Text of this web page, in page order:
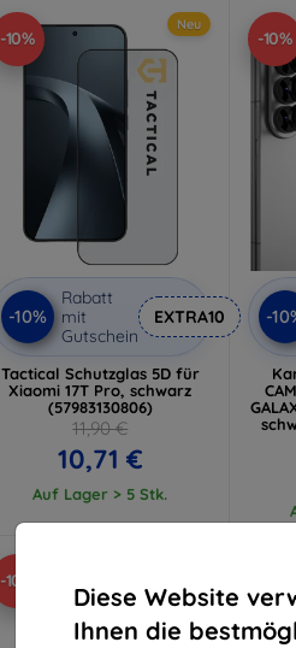
Diese Website
Ihnen die
-10%
Neu
-10%
Rabatt
mit
Gutschein
EXTRA10
Tactical Schutzglas 5D für
Xiaomi 17T Pro, schwarz
(57983130806)
11,90 €
10,71 €
Auf Lager > 5 Stk.
-10%
-
-10%